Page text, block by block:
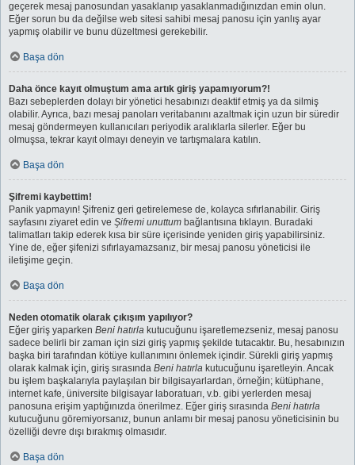
geçerek mesaj panosundan yasaklanıp yasaklanmadığınızdan emin olun.
Eğer sorun bu da değilse web sitesi sahibi mesaj panosu için yanlış ayar
yapmış olabilir ve bunu düzeltmesi gerekebilir.
Başa dön
Daha önce kayıt olmuştum ama artık giriş yapamıyorum?!
Bazı sebeplerden dolayı bir yönetici hesabınızı deaktif etmiş ya da silmiş
olabilir. Ayrıca, bazı mesaj panoları veritabanını azaltmak için uzun bir süredir
mesaj göndermeyen kullanıcıları periyodik aralıklarla silerler. Eğer bu
olmuşsa, tekrar kayıt olmayı deneyin ve tartışmalara katılın.
Başa dön
Şifremi kaybettim!
Panik yapmayın! Şifreniz geri getirelemese de, kolayca sıfırlanabilir. Giriş
sayfasını ziyaret edin ve Şifremi unuttum bağlantısına tıklayın. Buradaki
talimatları takip ederek kısa bir süre içerisinde yeniden giriş yapabilirsiniz.
Yine de, eğer şifenizi sıfırlayamazsanız, bir mesaj panosu yöneticisi ile
iletişime geçin.
Başa dön
Neden otomatik olarak çıkışım yapılıyor?
Eğer giriş yaparken Beni hatırla kutucuğunu işaretlemezseniz, mesaj panosu
sadece belirli bir zaman için sizi giriş yapmış şekilde tutacaktır. Bu, hesabınızın
başka biri tarafından kötüye kullanımını önlemek içindir. Sürekli giriş yapmış
olarak kalmak için, giriş sırasında Beni hatırla kutucuğunu işaretleyin. Ancak
bu işlem başkalarıyla paylaşılan bir bilgisayarlardan, örneğin; kütüphane,
internet kafe, üniversite bilgisayar laboratuarı, v.b. gibi yerlerden mesaj
panosuna erişim yaptığınızda önerilmez. Eğer giriş sırasında Beni hatırla
kutucuğunu göremiyorsanız, bunun anlamı bir mesaj panosu yöneticisinin bu
özelliği devre dışı bırakmış olmasıdır.
Başa dön